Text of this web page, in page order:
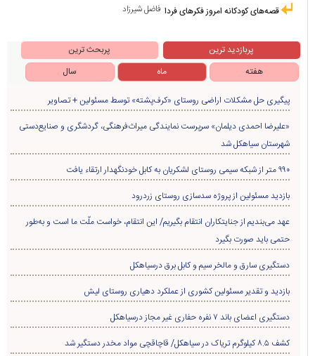
فاضل شیرزاد قصه‌های کودکانه امروز فکرهای فردا
پربازدید ترین
پربحث ترین
هفته
ماه سال
پیگیری حل مشکلات اراضی روستای «کرف‌پشته» توسط مسئولین + تصاویر
«علیرضا احمدی دیلمان» سرپرست نمایندگی میراث‌فرهنگی، گردشگری و صنایع‌دستی
شهرستان سیاهکل شد
۹۹۰ متر از شبکه سیمی روستای لشکریان به کابل خودنگهدار ارتقاء یافت
بازدید مسئولین از پروژه سدسازی روستای زردرود
عهد می‌بندیم از جنایتکاران انتقام بگیریم/ این انتقام، خواست ملّت ما است و به‌طور
حتمی باید صورت بگیرد
دستگیری سارق و مالخر سیم و کابل برق درسیاهکل
بازدید و تقدیر مسئولین کشوری از عملکرد دهیاری روستای لیش
دستگیری اعضای باند ۷ نفره حفاری غير مجاز درسیاهکل
کشف ۸.۵ کیلوگرم تریاک در سیاهکل/ قاچاقچی مواد مخدر دستگیر شد